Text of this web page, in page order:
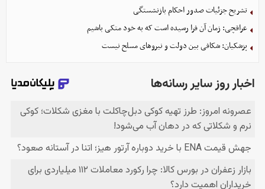
تشریح جزئیات صدور احکام بازنشستگی
عراقچی: زمان آن فرا رسیده است که به خود متکی باشیم
پزشکیان: شکافی بین دولت و نیروهای مسلح نیست